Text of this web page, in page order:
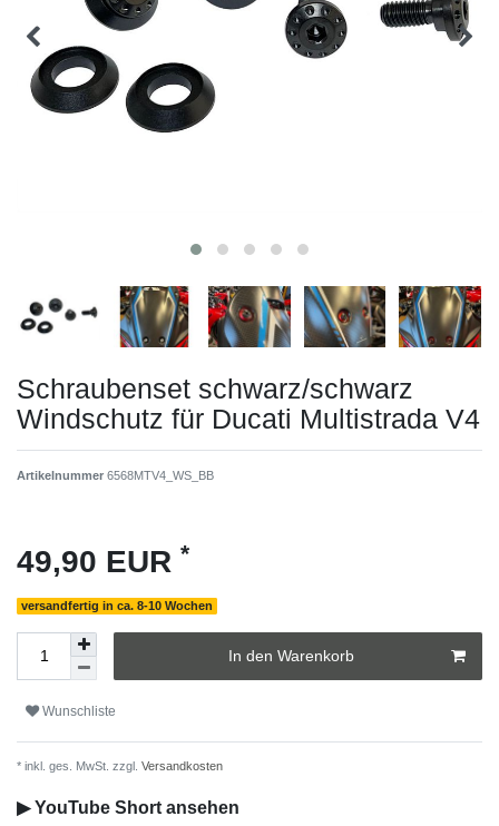
Schraubenset schwarz/schwarz
Windschutz für Ducati Multistrada V4
Artikelnummer 6568MTV4_WS_BB
49,90 EUR *
versandfertig in ca. 8-10 Wochen
In den Warenkorb
Wunschliste
* inkl. ges. MwSt. zzgl. Versandkosten
▶ YouTube Short ansehen